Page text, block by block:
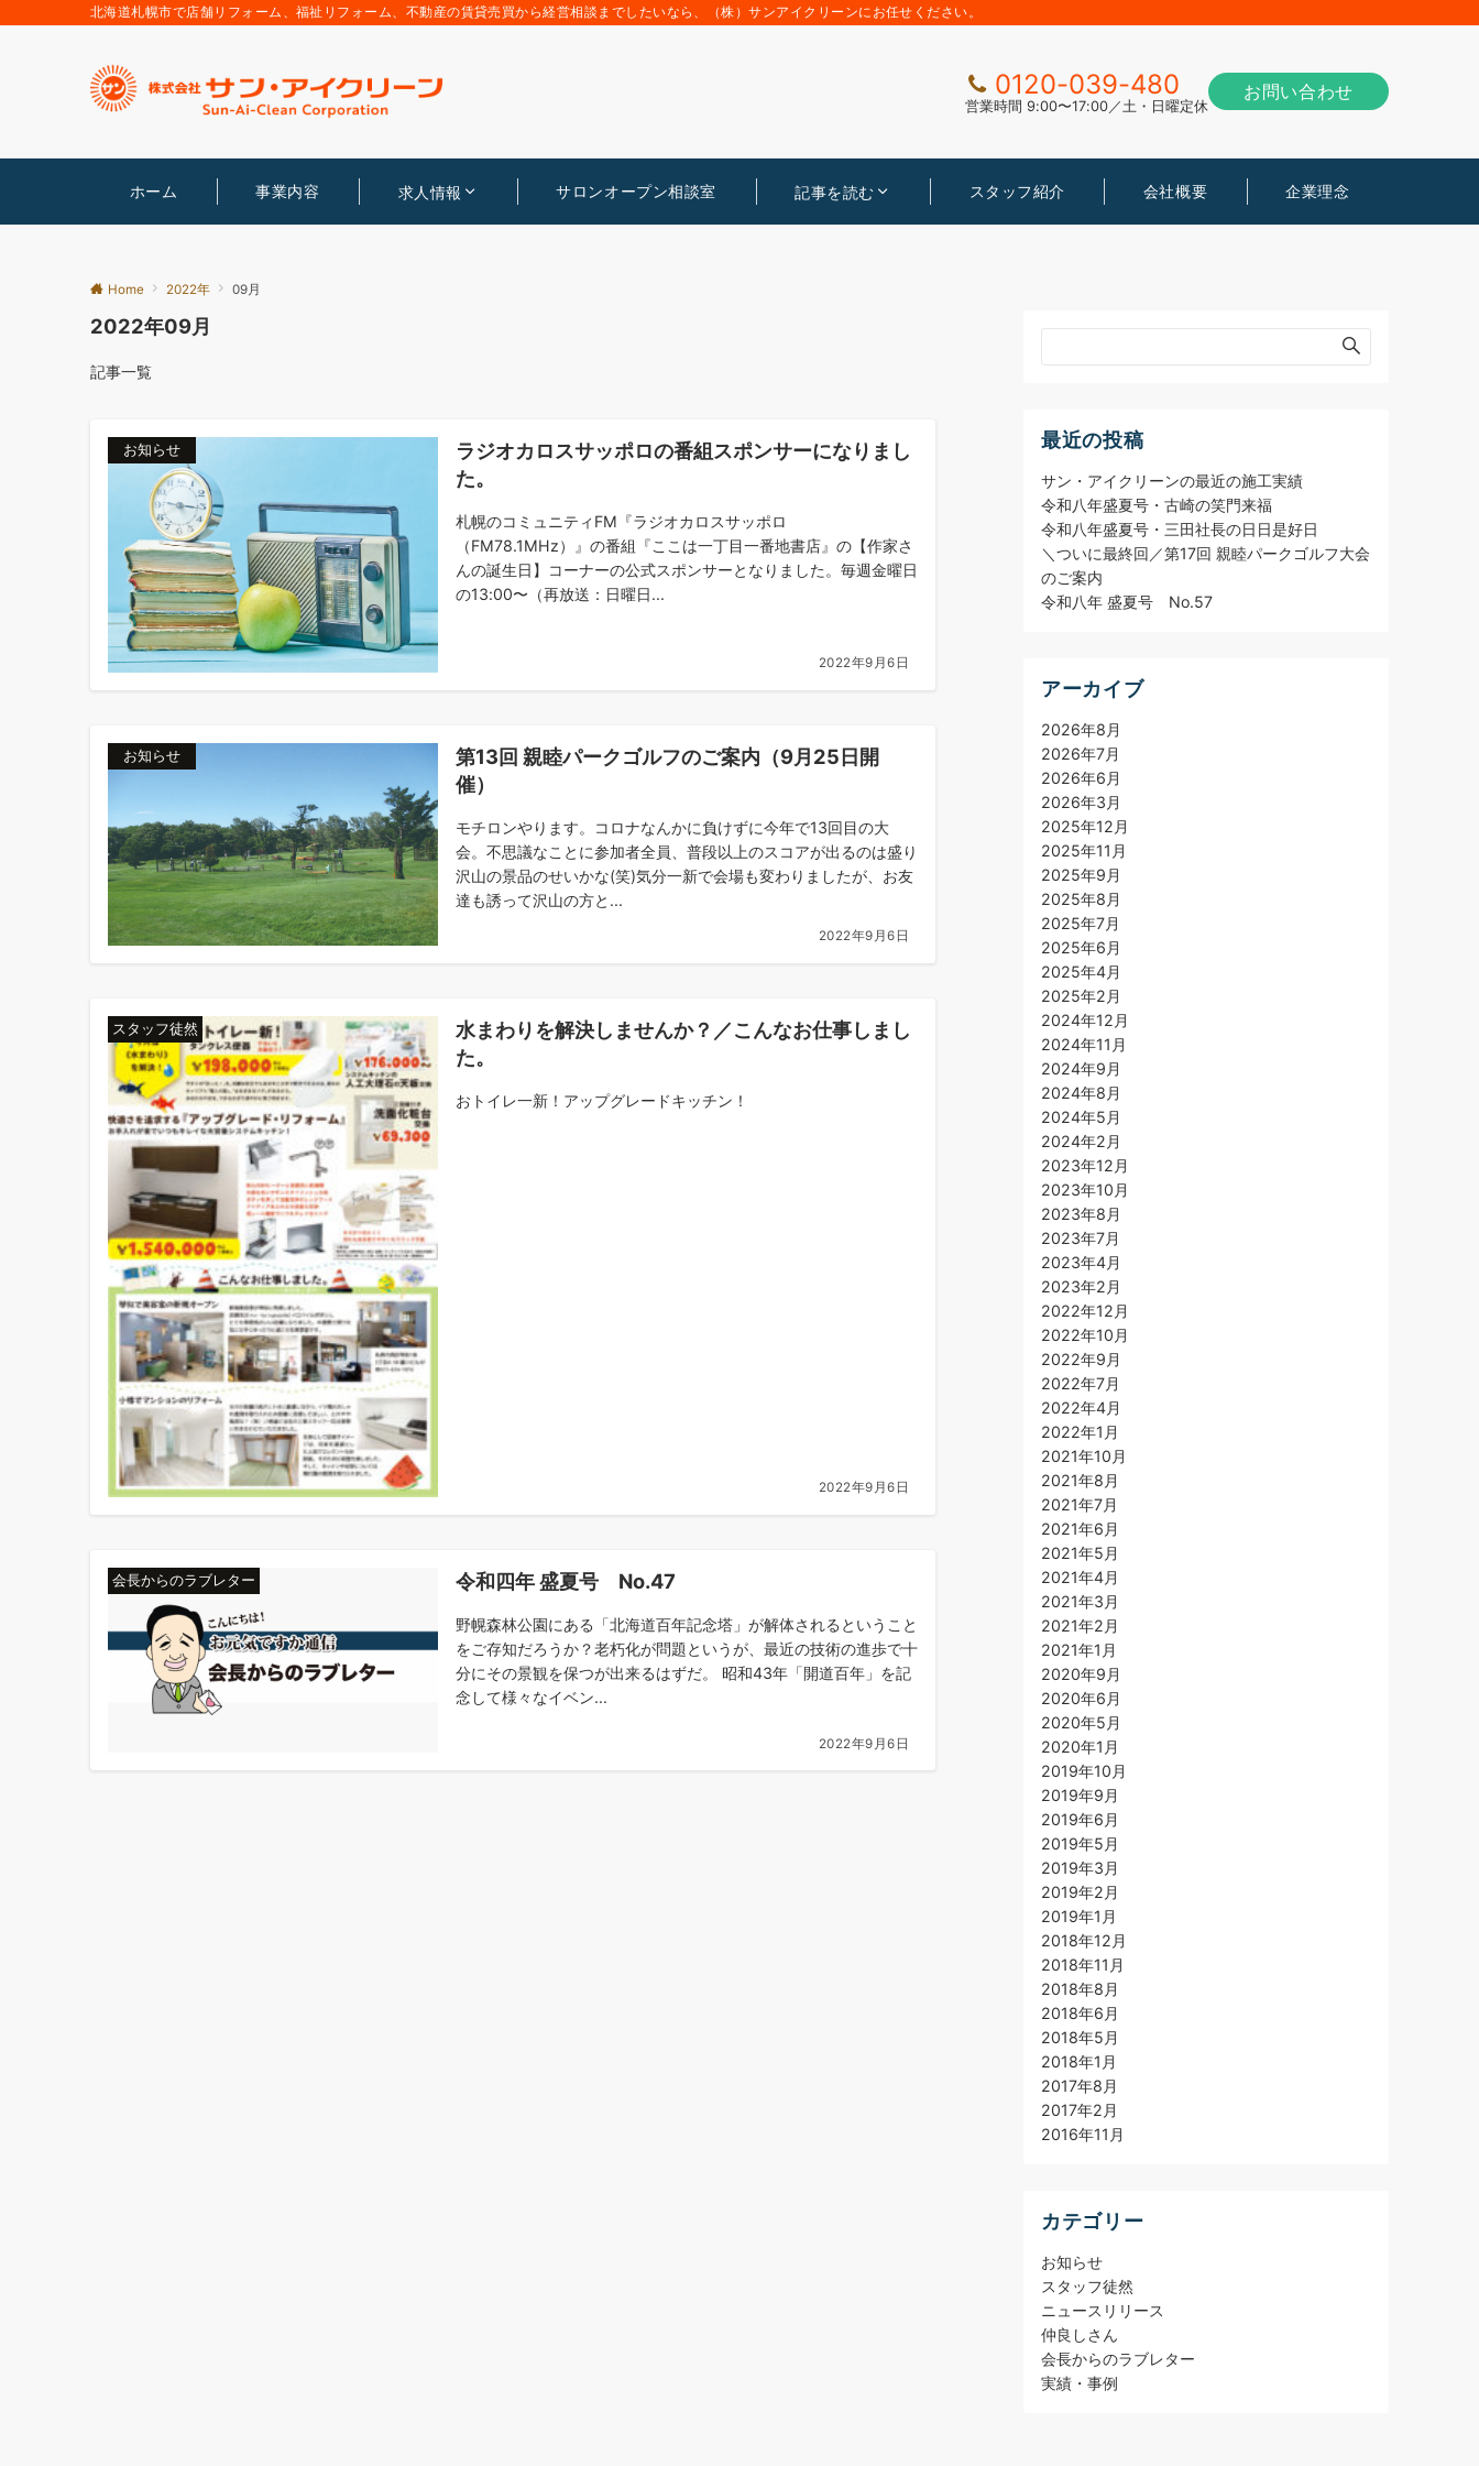
北海道札幌市で店舗リフォーム、福祉リフォーム、不動産の賃貸売買から経営相談までしたいなら、（株）サンアイクリーンにお任せください。
0120-039-480
営業時間 9:00〜17:00／土・日曜定休
お問い合わせ
ホーム 事業内容 求人情報 サロンオープン相談室 記事を読む スタッフ紹介 会社概要 企業理念
Home 2022年 09月
2022年09月
記事一覧
お知らせ
ラジオカロスサッポロの番組スポンサーになりまし
た。
札幌のコミュニティFM『ラジオカロスサッポロ
（FM78.1MHz）』の番組『ここは一丁目一番地書店』の【作家さ
んの誕生日】コーナーの公式スポンサーとなりました。毎週金曜日
の13:00〜（再放送：日曜日...
2022年9月6日
お知らせ
第13回 親睦パークゴルフのご案内（9月25日開
催）
モチロンやります。コロナなんかに負けずに今年で13回目の大
会。不思議なことに参加者全員、普段以上のスコアが出るのは盛り
沢山の景品のせいかな(笑)気分一新で会場も変わりましたが、お友
達も誘って沢山の方と...
2022年9月6日
スタッフ徒然
水まわりを解決しませんか？／こんなお仕事しまし
た。
おトイレ一新！アップグレードキッチン！
2022年9月6日
会長からのラブレター 令和四年 盛夏号 No.47
野幌森林公園にある「北海道百年記念塔」が解体されるということ
をご存知だろうか？老朽化が問題というが、最近の技術の進歩で十
分にその景観を保つが出来るはずだ。 昭和43年「開道百年」を記
念して様々なイベン...
2022年9月6日
最近の投稿
サン・アイクリーンの最近の施工実績
令和八年盛夏号・古崎の笑門来福
令和八年盛夏号・三田社長の日日是好日
＼ついに最終回／第17回 親睦パークゴルフ大会
のご案内
令和八年 盛夏号 No.57
アーカイブ
2026年8月
2026年7月
2026年6月
2026年3月
2025年12月
2025年11月
2025年9月
2025年8月
2025年7月
2025年6月
2025年4月
2025年2月
2024年12月
2024年11月
2024年9月
2024年8月
2024年5月
2024年2月
2023年12月
2023年10月
2023年8月
2023年7月
2023年4月
2023年2月
2022年12月
2022年10月
2022年9月
2022年7月
2022年4月
2022年1月
2021年10月
2021年8月
2021年7月
2021年6月
2021年5月
2021年4月
2021年3月
2021年2月
2021年1月
2020年9月
2020年6月
2020年5月
2020年1月
2019年10月
2019年9月
2019年6月
2019年5月
2019年3月
2019年2月
2019年1月
2018年12月
2018年11月
2018年8月
2018年6月
2018年5月
2018年1月
2017年8月
2017年2月
2016年11月
カテゴリー
お知らせ
スタッフ徒然
ニュースリリース
仲良しさん
会長からのラブレター
実績・事例